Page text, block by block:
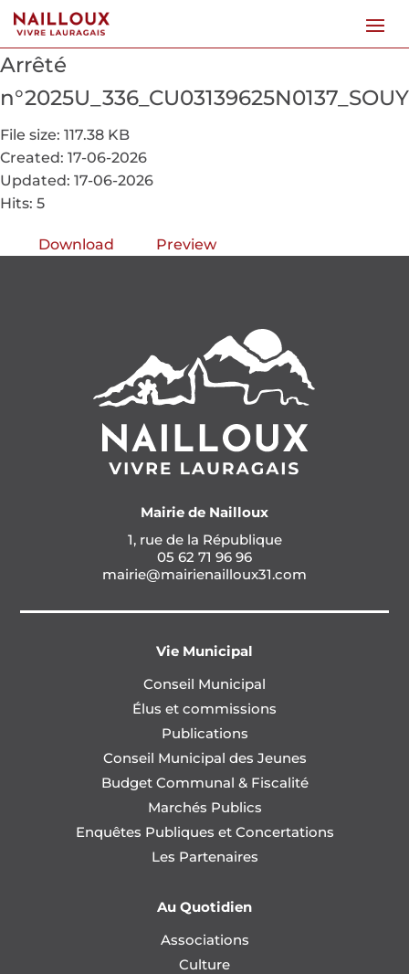
Arrêté
File size: 117.38 KB
Created: 17-06-2026
Updated: 17-06-2026
Hits: 5
Download Preview
Mairie de Nailloux
1, rue de la République
05 62 71 96 96
mairie@mairienailloux31.com
Vie Municipal
Conseil Municipal
Élus et commissions
Publications
Conseil Municipal des Jeunes
Budget Communal & Fiscalité
Marchés Publics
Enquêtes Publiques et Concertations
Les Partenaires
Au Quotidien
Associations
Culture